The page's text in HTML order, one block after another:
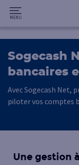
Sogecash
bancaires
Avec Sogecash Net,
piloter vos comptes
Une gestion